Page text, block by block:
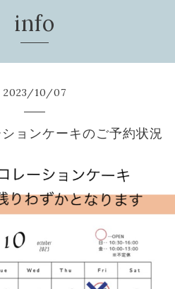
info
2023/10/07
ョンケーキのご予約状況